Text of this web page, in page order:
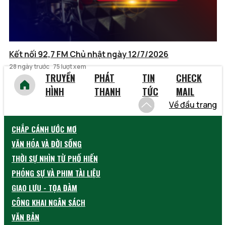
Kết nối 92,7 FM Chủ nhật ngày 12/7/2026
28 ngày trước 75 lượt xem
TRUYỀN
HÌNH
PHÁT
THANH
TIN
TỨC
CHECK
MAIL
Về đầu trang
CHẮP CÁNH ƯỚC MƠ
VĂN HÓA VÀ ĐỜI SỐNG
THỜI SỰ NHÌN TỪ PHỐ HIẾN
PHÓNG SỰ VÀ PHIM TÀI LIỆU
GIAO LƯU - TỌA ĐÀM
CÔNG KHAI NGÂN SÁCH
VĂN BẢN